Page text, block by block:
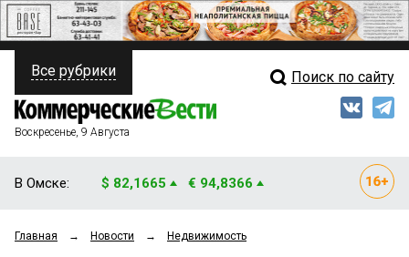
ПОЛИТИКА
ФИНАНСЫ
ОБЩЕСТВО
Свежий выпуск
Мнения
Все рубрики Поиск по сайту
Воскресенье, 9 Августа
В Омске: $ 82,1665 € 94,8366
Главная → Новости → Недвижимость